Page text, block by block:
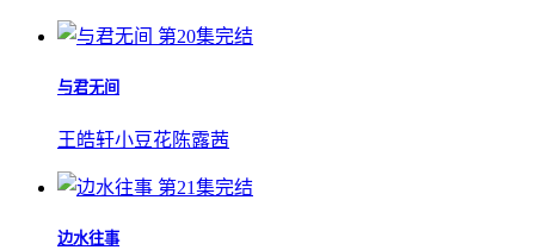
第20集完结
与君无间
王皓轩小豆花陈露茜
第21集完结
边水往事